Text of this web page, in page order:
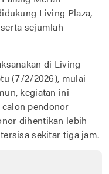
Living Plaza,
sejumlah
di Living
(7/2/2026), mulai
kegiatan ini
pendonor
dihentikan lebih
sekitar tiga jam.